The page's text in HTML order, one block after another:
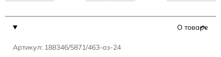
О товаре
Артикул: 188346/5871/463-оз-24